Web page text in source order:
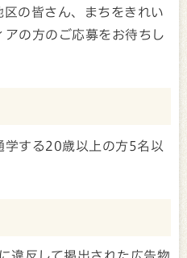
の皆さん、まちをきれい
の方のご応募をお待ちし
学する20歳以上の方5名以